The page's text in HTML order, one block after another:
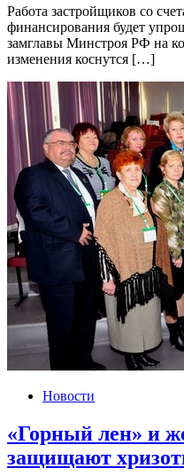
Работа застройщиков со
финансирования будет
замглавы Минстроя РФ на
изменения коснутся […]
Новости
«Горный лен» и
защищают